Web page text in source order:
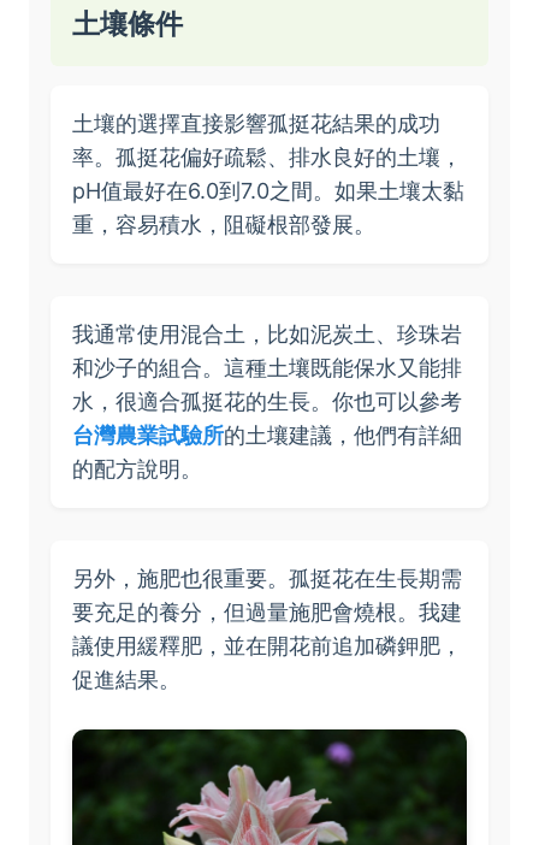
土壤條件
土壤的選擇直接影響孤挺花結果的成功
率。孤挺花偏好疏鬆、排水良好的土壤，
pH值最好在6.0到7.0之間。如果土壤太黏
重，容易積水，阻礙根部發展。
我通常使用混合土，比如泥炭土、珍珠岩
和沙子的組合。這種土壤既能保水又能排
水，很適合孤挺花的生長。你也可以參考
台灣農業試驗所的土壤建議，他們有詳細
的配方說明。
另外，施肥也很重要。孤挺花在生長期需
要充足的養分，但過量施肥會燒根。我建
議使用緩釋肥，並在開花前追加磷鉀肥，
促進結果。